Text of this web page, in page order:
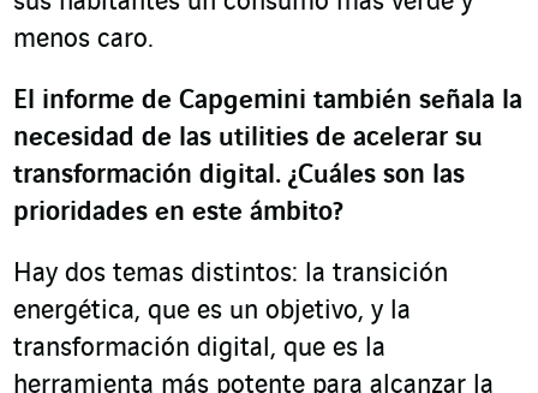
menos caro.
El informe de Capgemini también señala la
necesidad de las utilities de acelerar su
transformación digital. ¿Cuáles son las
prioridades en este ámbito?
Hay dos temas distintos: la transición
energética, que es un objetivo, y la
transformación digital, que es la
herramienta más potente para alcanzar la